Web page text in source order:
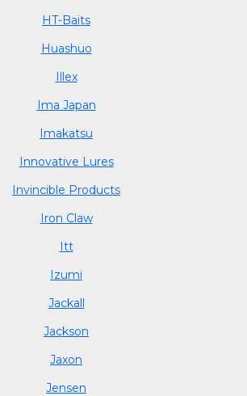
HT-Baits
Huashuo
Illex
Ima Japan
Imakatsu
Innovative Lures
Invincible Products
Iron Claw
Itt
Izumi
Jackall
Jackson
Jaxon
Jensen